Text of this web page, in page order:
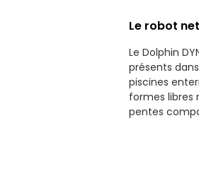
Le robot
Le Dolphin
présents
piscines
formes libres
pentes